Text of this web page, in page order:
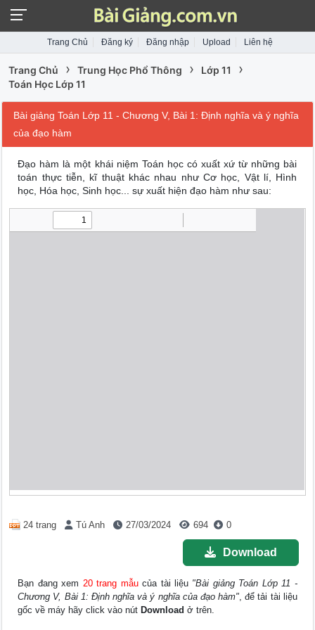
Trang Chủ Đăng ký Đăng nhập Upload Liên hệ
Trang Chủ › Trung Học Phổ Thông › Lớp 11 ›
Toán Học Lớp 11
Bài giảng Toán Lớp 11 - Chương V, Bài 1: Định nghĩa và ý nghĩa
của đạo hàm
Đạo hàm là một khái niệm Toán học có xuất xứ từ những bài
toán thực tiễn, kĩ thuật khác nhau như Cơ học, Vật lí, Hình
học, Hóa học, Sinh học... sự xuất hiện đạo hàm như sau:
24 trang Tú Anh 27/03/2024 694 0
Download
Bạn đang xem 20 trang mẫucủa tài liệu "Bài giảng Toán Lớp 11 -
Chương V, Bài 1: Định nghĩa và ý nghĩa của đạo hàm", để tải tài liệu
gốc về máy hãy click vào nút Download ở trên.